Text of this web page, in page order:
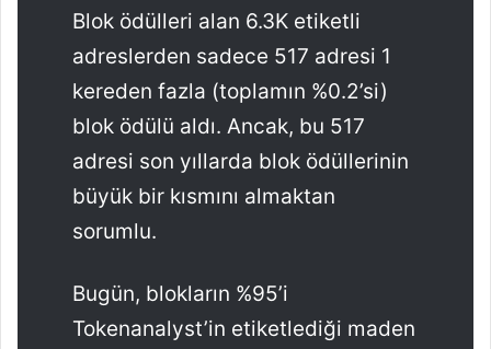
Blok ödülleri alan 6.3K etiketli
adreslerden sadece 517 adresi 1
kereden fazla (toplamın %0.2’si)
blok ödülü aldı. Ancak, bu 517
adresi son yıllarda blok ödüllerinin
büyük bir kısmını almaktan
sorumlu.
Bugün, blokların %95’i
Tokenanalyst’in etiketlediği maden